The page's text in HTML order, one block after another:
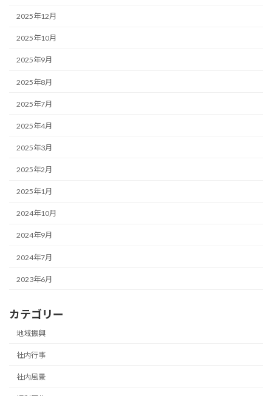
2025年12月
2025年10月
2025年9月
2025年8月
2025年7月
2025年4月
2025年3月
2025年2月
2025年1月
2024年10月
2024年9月
2024年7月
2023年6月
カテゴリー
地域振興
社内行事
社内風景